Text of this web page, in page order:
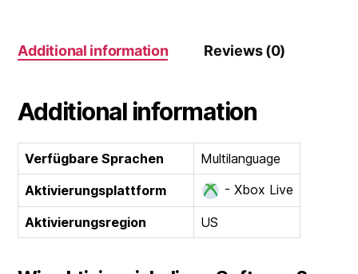
quantity
Additional information Reviews (0)
Additional information
Verfügbare Sprachen
Multilanguage
Aktivierungsplattform
- Xbox Live
Aktivierungsregion US